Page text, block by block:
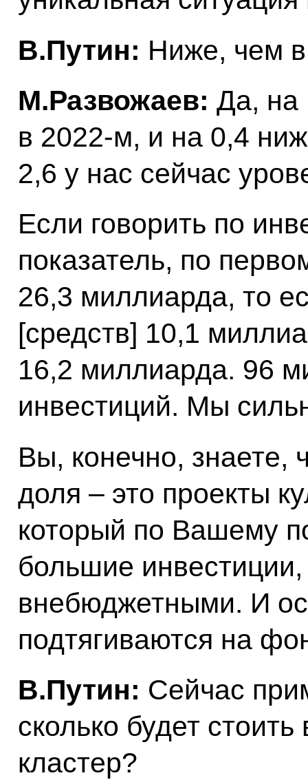
В.Путин: Ниже, чем
М.Развожаев: Да, на
в 2022-м, и на 0,4
2,6 у нас сейчас
Если говорить по
показатель, по
26,3 миллиарда, то
[средств] 10,1
16,2 миллиарда. 96
инвестиций. Мы
Вы, конечно, знаете,
доля – это проекты
который по Вашему
большие
внебюджетными. И
подтягиваются на
В.Путин: Сейчас
сколько будет
кластер?